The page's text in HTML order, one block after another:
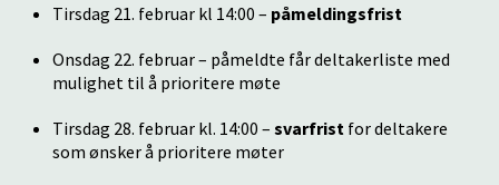
Tirsdag 21. februar kl 14:00 – påmeldingsfrist
Onsdag 22. februar – påmeldte får deltakerliste med
mulighet til å prioritere møte
Tirsdag 28. februar kl. 14:00 – svarfrist for deltakere
som ønsker å prioritere møter